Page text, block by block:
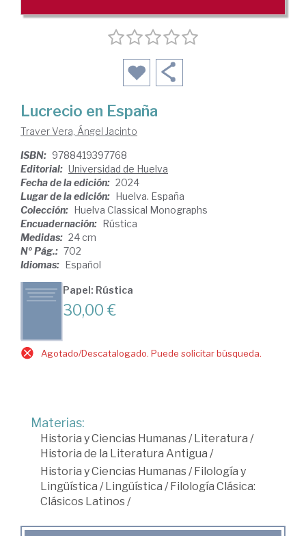
Lucrecio en España
Traver Vera, Ángel Jacinto
ISBN: 9788419397768
Editorial: Universidad de Huelva
Fecha de la edición: 2024
Lugar de la edición: Huelva. España
Colección: Huelva Classical Monographs
Encuadernación: Rústica
Medidas: 24 cm
Nº Pág.: 702
Idiomas: Español
Papel: Rústica
30,00 €
Agotado/Descatalogado. Puede solicitar búsqueda.
Materias:
Historia y Ciencias Humanas/Literatura /
Historia de la Literatura Antigua /
Historia y Ciencias Humanas/Filología y
Lingüística /Lingüística /Filología Clásica:
Clásicos Latinos/